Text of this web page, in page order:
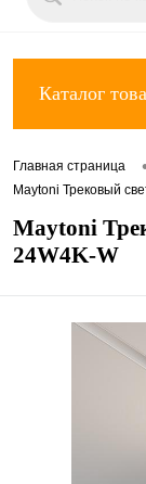
Каталог
Главная страница
Maytoni Трековый
Maytoni
24W4K-W